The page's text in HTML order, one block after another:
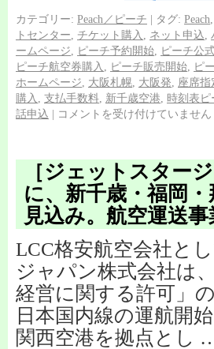
カテゴリー: Peach／ピーチ | タグ: Peach
トセンター
チケット購入 ネット申込
ームページ
ピーチ予約開始 ピーチ公
ピーチ航空券購入
ピーチ販売開始 ピ
ホームページ
大阪札幌 大阪発 座席指
購入
支払手数料 新千歳空港 時刻表ピ
話申込 | コメントを受け付けていません
［ジェットスター
に、新千歳・福岡
見込み。航空運送
LCC格安航空会社と
ジャパン株式会社は
経営に関する許可」
日本国内線の運航開
関西空港を拠点とし